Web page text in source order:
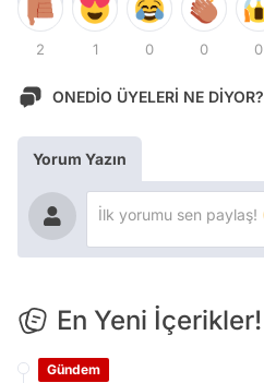
2 1 0 0 0
ONEDİO ÜYELERİ NE DİYOR?
Yorum Yazın
En Yeni İçerikler!
Gündem